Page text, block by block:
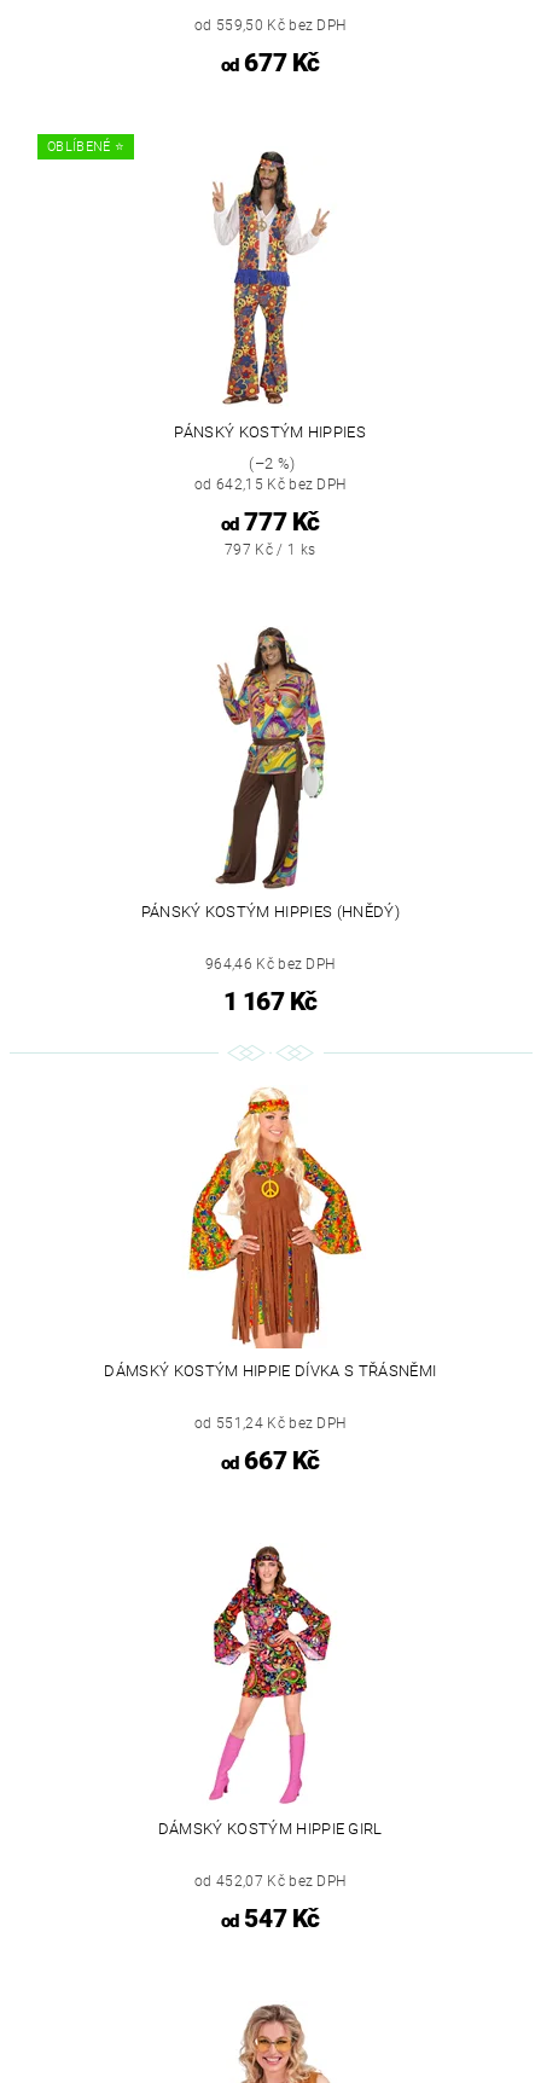
od 559,50 Kč bez DPH
od677 Kč
OBLÍBENÉ ⭐️
PÁNSKÝ KOSTÝM HIPPIES
(–2 %)
od 642,15 Kč bez DPH
od777 Kč
797 Kč / 1 ks
PÁNSKÝ KOSTÝM HIPPIES (HNĚDÝ)
964,46 Kč bez DPH
1 167 Kč
DÁMSKÝ KOSTÝM HIPPIE DÍVKA S TŘÁSNĚMI
od 551,24 Kč bez DPH
od667 Kč
DÁMSKÝ KOSTÝM HIPPIE GIRL
od 452,07 Kč bez DPH
od547 Kč